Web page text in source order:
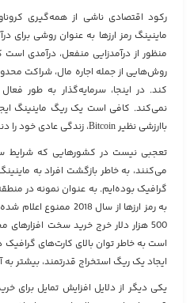
رکود اقتصادی ناشی از همه‌گیری
ماینینگ رمز ارزها به عنوان روشی برای
منظور از درآمدزایی منفعل، درآمدی
روش‌هایی از جمله اجاره مال، شراکت
کند. در اینجا، سرمایه‌گذار به طور
نمی‌کند. کافی است یک ریگ ماینینگ
باارزشی نظیر Bitcoin، زندگی عادی خود را دنبال کنید!
تعجبی نیست در کشورهایی که شرایط
می‌کنند، به خاطر بازگشت افراد به
گرافیک بوده‌ایم. به عنوان نمونه در
به رمز ارزها از سال
500 هزار دلار خرج خرید سخت
است به خاطر توان بالای کارت‌های گرافیک
ایجاد یک ریگ استخراج قدرتمند، بیشتر به
یکی دیگر از دلایل افزایش تمایل برای